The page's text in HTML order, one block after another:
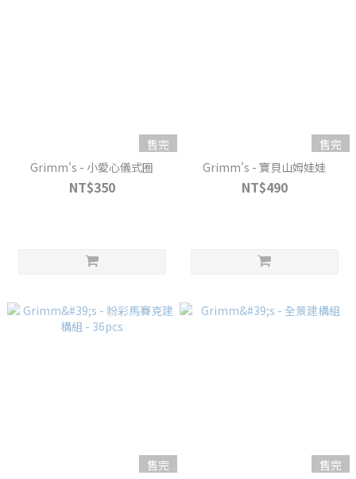
售完
Grimm's - 小愛心儀式圈
NT$350
售完
Grimm's - 寶貝山姆娃娃
NT$490
售完
售完